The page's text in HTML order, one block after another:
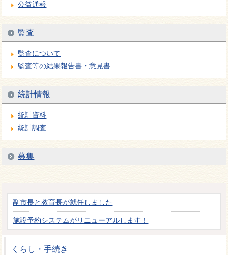
公益通報
監査
監査について
監査等の結果報告書・意見書
統計情報
統計資料
統計調査
募集
副市長と教育長が就任しました
施設予約システムがリニューアルします！
くらし・手続き